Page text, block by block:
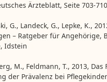
Ärzteblatt, Seite 703-710
G., Landeck, G., Lepke, K.,
– Ratgeber für Angehörige,
Idstein
M., Feldmann, T., 2013,
der Prävalenz bei